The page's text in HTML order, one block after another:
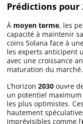
Prédictions pour
À moyen terme, les
capacité à maintenir
coins Solana face à
les experts anticipent
avec une croissance
maturation du marché.
L’horizon 2030 ouvre
un potentiel maximum
les plus optimistes.
hautement
imprévisibles comme l’